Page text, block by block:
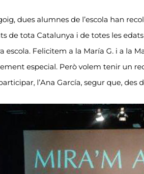
dues alumnes de l’escola han
de tota Catalunya i de totes les
escola. Felicitem a la María G. i a la
especial. Però volem tenir un
l’Ana García, segur que,